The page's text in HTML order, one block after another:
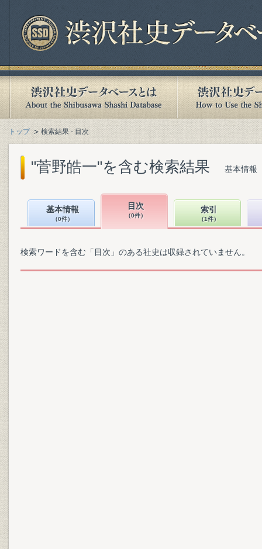
トップ 検索結果 - 目次
"菅野皓一"を含む検索結果 基本情報
基本情報
（0件）
目次
（0件）
索引
（1件）
検索ワードを含む「目次」のある社史は収録されていません。